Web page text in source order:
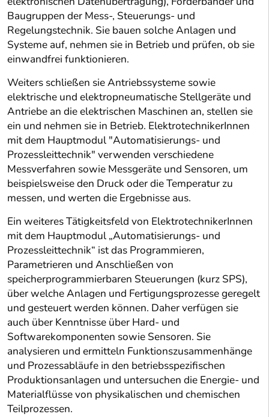
Baugruppen der Mess-, Steuerungs- und
Regelungstechnik. Sie bauen solche Anlagen und
Systeme auf, nehmen sie in Betrieb und prüfen, ob sie
einwandfrei funktionieren.
Weiters schließen sie Antriebssysteme sowie
elektrische und elektropneumatische Stellgeräte und
Antriebe an die elektrischen Maschinen an, stellen sie
ein und nehmen sie in Betrieb. ElektrotechnikerInnen
mit dem Hauptmodul "Automatisierungs- und
Prozessleittechnik" verwenden verschiedene
Messverfahren sowie Messgeräte und Sensoren, um
beispielsweise den Druck oder die Temperatur zu
messen, und werten die Ergebnisse aus.
Ein weiteres Tätigkeitsfeld von ElektrotechnikerInnen
mit dem Hauptmodul „Automatisierungs- und
Prozessleittechnik“ ist das Programmieren,
Parametrieren und Anschließen von
speicherprogrammierbaren Steuerungen (kurz SPS),
über welche Anlagen und Fertigungsprozesse geregelt
und gesteuert werden können. Daher verfügen sie
auch über Kenntnisse über Hard- und
Softwarekomponenten sowie Sensoren. Sie
analysieren und ermitteln Funktionszusammenhänge
und Prozessabläufe in den betriebsspezifischen
Produktionsanlagen und untersuchen die Energie- und
Materialflüsse von physikalischen und chemischen
Teilprozessen.